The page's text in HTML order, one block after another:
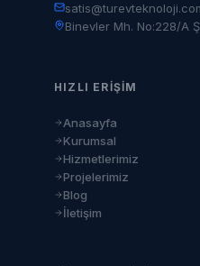
Binevler Mh. No:228/A
HIZLI ERIŞIM
Anasayfa
Kurumsal
Hizmetlerimiz
Projelerimiz
Blog
İletişim